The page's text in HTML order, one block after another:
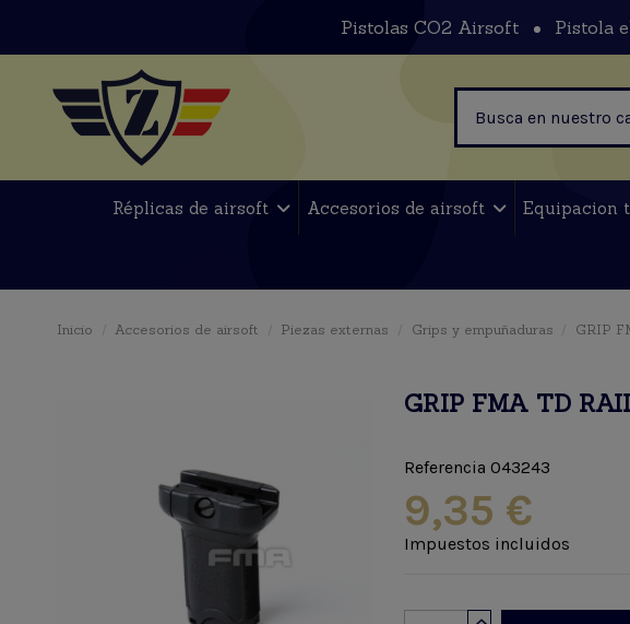
Pistolas CO2 Airsoft Pistola
Réplicas de airsoft Accesorios de airsoft Equipacion
Inicio Accesorios de airsoft Piezas externas Grips y empuñaduras GRIP
GRIP FMA TD
Referencia 043243
9,35 €
Impuestos incluidos